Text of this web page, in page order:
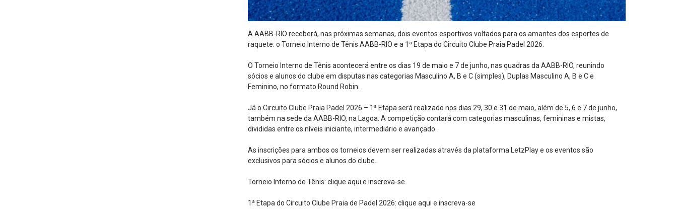
A AABB-RIO receberá, nas próximas semanas, dois eventos esportivos voltados para os amantes dos esportes de
raquete: o Torneio Interno de Tênis AABB-RIO e a 1ª Etapa do Circuito Clube Praia Padel 2026.
O Torneio Interno de Tênis acontecerá entre os dias 19 de maio e 7 de junho, nas quadras da AABB-RIO, reunindo
sócios e alunos do clube em disputas nas categorias Masculino A, B e C (simples), Duplas Masculino A, B e C e
Feminino, no formato Round Robin.
Já o Circuito Clube Praia Padel 2026 – 1ª Etapa será realizado nos dias 29, 30 e 31 de maio, além de 5, 6 e 7 de junho,
também na sede da AABB-RIO, na Lagoa. A competição contará com categorias masculinas, femininas e mistas,
divididas entre os níveis iniciante, intermediário e avançado.
As inscrições para ambos os torneios devem ser realizadas através da plataforma LetzPlay e os eventos são
exclusivos para sócios e alunos do clube.
Torneio Interno de Tênis: clique aqui e inscreva-se
1ª Etapa do Circuito Clube Praia de Padel 2026: clique aqui e inscreva-se